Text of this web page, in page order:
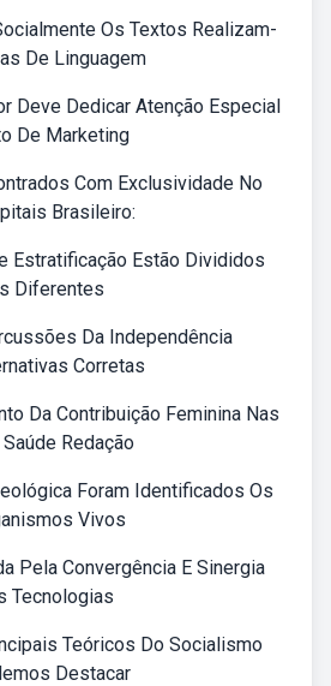
Os Textos Realizam-
De Linguagem
Deve Dedicar Atenção Especial
De Marketing
Com Exclusividade No
Brasileiro:
Estratificação Estão Divididos
Diferentes
Da Independência
Corretas
Da Contribuição Feminina Nas
Redação
Foram Identificados Os
Vivos
Pela Convergência E Sinergia
Tecnologias
Teóricos Do Socialismo
Destacar